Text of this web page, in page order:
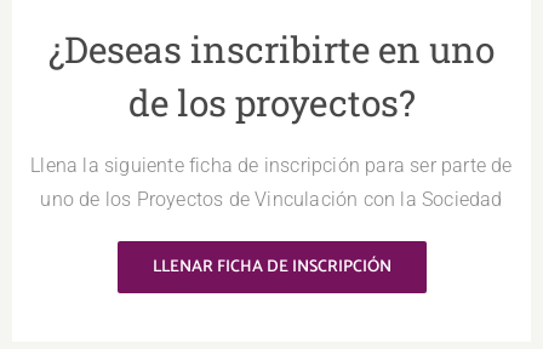
¿Deseas inscribirte en uno
de los proyectos?
Llena la siguiente ficha de inscripción para ser parte de
uno de los Proyectos de Vinculación con la Sociedad
LLENAR FICHA DE INSCRIPCIÓN